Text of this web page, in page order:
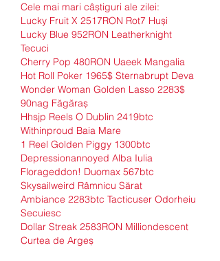
Cele mai mari câștiguri ale zilei:
Lucky Fruit X 2517RON Rot7 Huși
Lucky Blue 952RON Leatherknight
Tecuci
Cherry Pop 480RON Uaeek Mangalia
Hot Roll Poker 1965$ Sternabrupt Deva
Wonder Woman Golden Lasso 2283$
90nag Făgăraș
Hhsjp Reels O Dublin 2419btc
Withinproud Baia Mare
1 Reel Golden Piggy 1300btc
Depressionannoyed Alba Iulia
Florageddon! Duomax 567btc
Skysailweird Râmnicu Sărat
Ambiance 2283btc Tacticuser Odorheiu
Secuiesc
Dollar Streak 2583RON Milliondescent
Curtea de Argeș